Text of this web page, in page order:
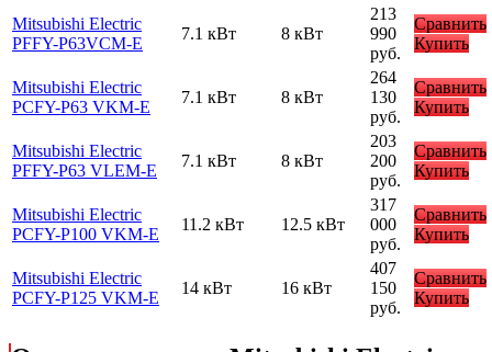
Mitsubishi Electric
PFFY-P63VCM-E
7.1 кВт 8 кВт
213
990
руб.
Сравнить
Купить
Mitsubishi Electric
PCFY-P63 VKM-E
7.1 кВт 8 кВт
264
130
руб.
Сравнить
Купить
Mitsubishi Electric
PFFY-P63 VLEM-E
7.1 кВт 8 кВт
203
200
руб.
Сравнить
Купить
Mitsubishi Electric
PCFY-P100 VKM-E
11.2 кВт 12.5 кВт
317
000
руб.
Сравнить
Купить
Mitsubishi Electric
PCFY-P125 VKM-E
14 кВт 16 кВт
407
150
руб.
Сравнить
Купить